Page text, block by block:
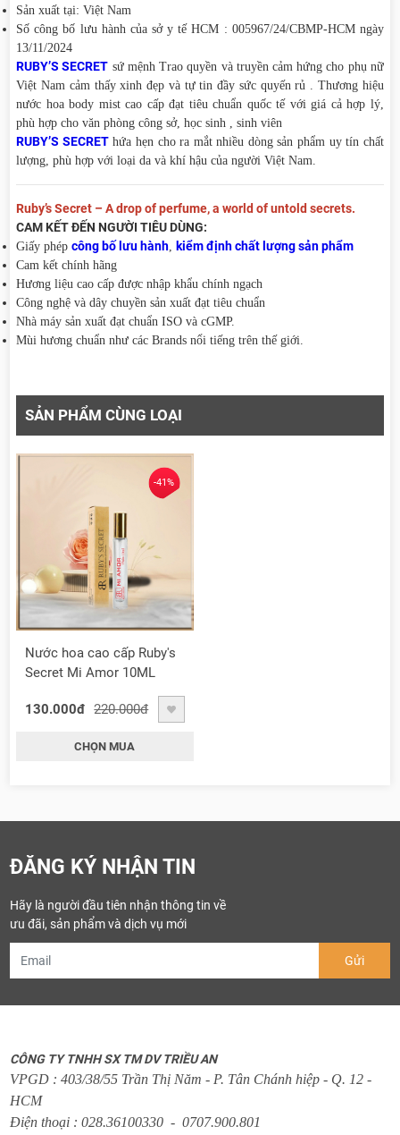
Sản xuất tại: Việt Nam
Số công bố lưu hành của sở y tế HCM : 005967/24/CBMP-HCM ngày
13/11/2024
RUBY’S SECRET sứ mệnh Trao quyền và truyền cảm hứng cho phụ nữ
Việt Nam cảm thấy xinh đẹp và tự tin đầy sức quyến rủ . Thương hiệu
nước hoa body mist cao cấp đạt tiêu chuẩn quốc tế với giá cả hợp lý,
phù hợp cho văn phòng công sở, học sinh , sinh viên
RUBY’S SECREThứa hẹn cho ra mắt nhiều dòng sản phẩm uy tín chất
lượng, phù hợp với loại da và khí hậu của người Việt Nam.
Ruby’s Secret – A drop of perfume, a world of untold secrets.
CAM KẾT ĐẾN NGƯỜI TIÊU DÙNG:
Giấy phépcông bố lưu hành, kiểm định chất lượng sản phẩm
Cam kết chính hãng
Hương liệu cao cấp được nhập khẩu chính ngạch
Công nghệ và dây chuyền sản xuất đạt tiêu chuẩn
Nhà máy sản xuất đạt chuẩn ISO và cGMP.
Mùi hương chuẩn như các Brands nổi tiếng trên thế giới.
SẢN PHẨM CÙNG LOẠI
-41%
Nước hoa cao cấp Ruby's
Secret Mi Amor 10ML
130.000đ 220.000đ
CHỌN MUA
ĐĂNG KÝ NHẬN TIN
Hãy là người đầu tiên nhận thông tin về
ưu đãi, sản phẩm và dịch vụ mới
CÔNG TY TNHH SX TM DV TRIỀU AN
VPGD : 403/38/55 Trần Thị Năm - P. Tân Chánh hiệp - Q. 12 -
HCM
Điện thoại : 028.36100330 - 0707.900.801